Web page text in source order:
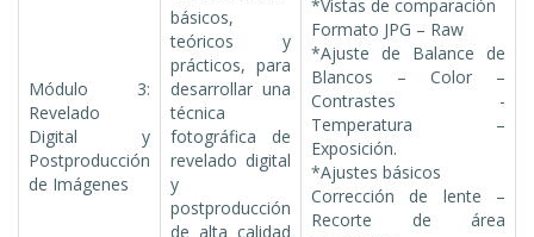
Módulo 3:
Revelado
Digital y
Postproducción
de Imágenes
básicos,
teóricos y
prácticos, para
desarrollar una
técnica
fotográfica de
revelado digital
y
postproducción
de alta calidad
*Vistas de comparación
Formato JPG – Raw
*Ajuste de Balance de
Blancos – Color –
Contrastes -
Temperatura –
Exposición.
*Ajustes básicos
Corrección de lente –
Recorte de área